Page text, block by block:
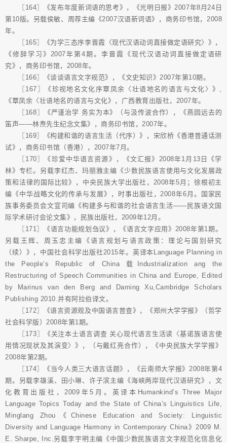
〖164〗《发布年度新词语的思考》，《光明日报》2007年8月24日
第10版。另载侯敏、周荐主编《2007汉语新词语》，商务印书馆，2008
年。
〖165〗《为学三态序李晋霞〈现代汉语动词直接做定语研究〉》，
《修辞学习》2007年第4期。李晋霞《现代汉语动词直接做定语研
究》，商务印书馆，2008年。
〖166〗《谈谈语言文字规范》，《文史知识》2007年第10期。
〖167〗《珍视地名文化序覃凤余〈壮语地名的语言与文化〉》,
《覃凤余〈壮语地名的语言与文化》，广西教育出版社，2007年。
〖168〗《严谨治学 务实为本》（与汲传波合作），《燕园远去的
笛声——林焘先生纪念文集》，商务印书馆，2007年。
〖169〗《构建和谐的语言生活（代序）》，宋欣桥《香港普通话测
试》，商务印书馆（香港），2007年7月。
〖170〗《珍爱中华语言资源》，《文汇报》2008年1月13日《学
林》专栏。另载李红杰、玛丽雅主编《少数民族语言使用与文化发展政
策和法律的国际比较》，中央民族大学出版社，2008年5月；徐根初主
编《中华战略文化的传承与发展》，时事出版社，2008年6月。国家民
族事务委员会文宣司编《构建多与和谐的社会语言生活――民族语文国
际学术研讨会论文集》，民族出版社，2009年12月。
〖171〗《语言功能规划刍议》，《语言文字应用》2008年第1期。
另载王辉、周玉忠主编《语言规划与语言政策：理论与国别研究
（续）》，中国社会科学出版社2015年。英译本Language Planning in
the People’s Republic of China 载Industrialization ang the
Restructuring of Speech Communities in China and Europe, Edited
by Marinus van den Berg and Daming Xu,Cambridge Scholars
Publishing 2010.并有阿拉伯译文。
〖172〗《语言资源观及中国语言普查》，《郑州大学学报》（哲学
社会科学版）2008年第1期。
〖173〗《关注本土语言调查 关心现代语言生活读〈基诺族语言使
用情况现状及其演变〉》，（与戴红亮合作），《中央民族大学学报》
2008年第2期。
〖174〗《当今人类三大语言话题》，《云南师大学报》2008年第4
期。另载李雄溪、田小琳、许子滨主编《海峡两岸现代汉语研究》，文
化教育出版社，2009年5月。英译本Humankind’s Three Major
Language Topics Today and the State of China’s Linguistics Life,
Minglang Zhou《Chinese Education and Society: Linguistic
Diversity and Language Harmony in Contemporary China》2009 M.
E. Sharpe, Inc.另载李宇明主编《中国少数民族语言文字规范化信息化